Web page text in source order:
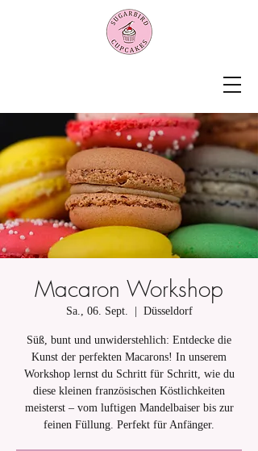
Macaron Workshop
Sa., 06. Sept. Düsseldorf
Süß, bunt und unwiderstehlich: Entdecke die
Kunst der perfekten Macarons! In unserem
Workshop lernst du Schritt für Schritt, wie du
diese kleinen französischen Köstlichkeiten
meisterst – vom luftigen Mandelbaiser bis zur
feinen Füllung. Perfekt für Anfänger.